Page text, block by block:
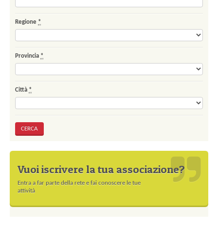
Regione *
Provincia *
Città *
Vuoi iscrivere la tua associazione?
Entra a far parte della rete e fai conoscere le tue
attività